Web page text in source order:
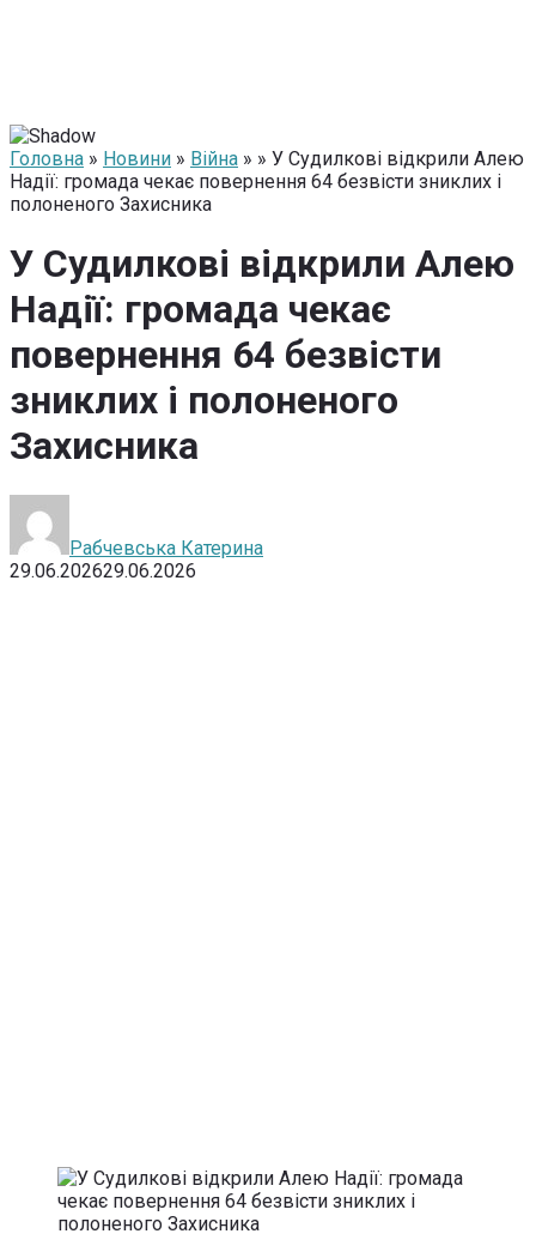
Головна » Новини » Війна » » У Судилкові відкрили Алею
Надії: громада чекає повернення 64 безвісти зниклих і
полоненого Захисника
У Судилкові відкрили Алею
Надії: громада чекає
повернення 64 безвісти
зниклих і полоненого
Захисника
Рабчевська Катерина
29.06.202629.06.2026